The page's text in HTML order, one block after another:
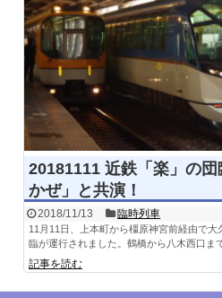
20181111 近鉄「楽」の団
かぜ」と共演！
2018/11/13 臨時列車
11月11日、上本町から橿原神宮前経由で大
臨が運行されました。鶴橋から八木西口ま
記事を読む